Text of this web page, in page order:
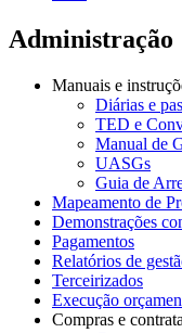
Administração
Manuais e
Diárias e
TED e
Manual de
UASGs
Guia de
Mapeamento de
Demonstrações
Pagamentos
Relatórios de
Terceirizados
Execução
Compras e